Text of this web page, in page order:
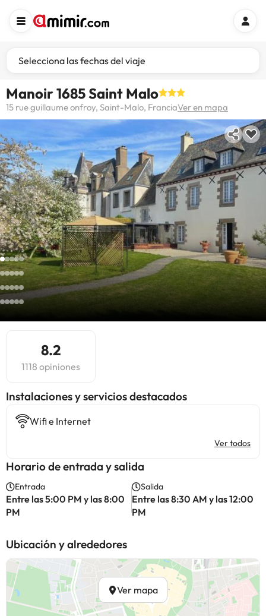
Selecciona las fechas del viaje
Manoir 1685 Saint Malo
15 rue guillaume onfroy, Saint-Malo, FranciaVer en mapa
8.2
1118 opiniones
Instalaciones y servicios destacados
Wifi e Internet
Ver todos
Horario de entrada y salida
Entrada
Entre las 5:00 PM y las 8:00
PM
Salida
Entre las 8:30 AM y las 12:00
PM
Ubicación y alrededores
Ver mapa